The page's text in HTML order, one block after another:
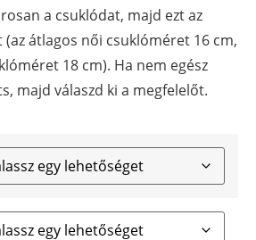
a csuklódat, majd ezt az
átlagos női csuklóméret 16 cm,
18 cm). Ha nem egész
majd válaszd ki a megfelelőt.